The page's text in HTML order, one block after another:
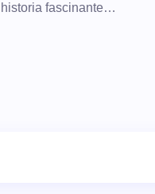
fascinante…